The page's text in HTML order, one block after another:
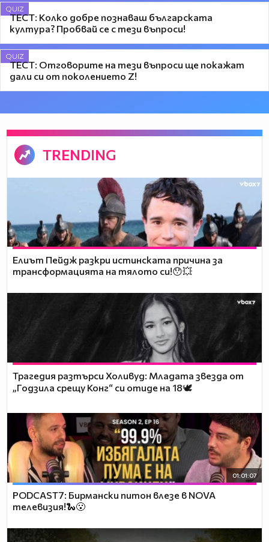
QUIZ
ТЕСТ: Колко добре познаваш българската
култура? Пробвай се с тези въпроси!
QUIZ
ТЕСТ: Отговорите на тези въпроси ще покажат
дали си от поколението Z!
TRENDING
Елиът Пейдж разкри истинската причина за
трансформацията на тялото си!😯💥
Трагедия разтърси Холивуд: Младата звезда от
„Годзила срещу Конг“ си отиде на 18🕊️
01:01:07
PODCAST7: Бирмански питон влезе в NOVA
телевизия!🐍😮